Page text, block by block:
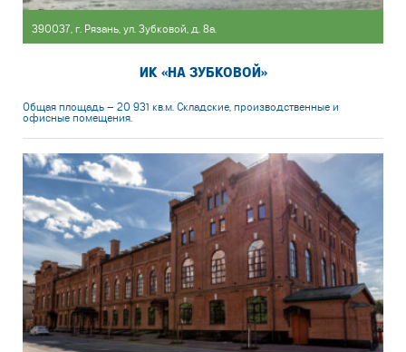
390037, г. Рязань, ул. Зубковой, д. 8а.
ИК «НА ЗУБКОВОЙ»
Общая площадь — 20 931 кв.м. Складские, производственные и
офисные помещения.